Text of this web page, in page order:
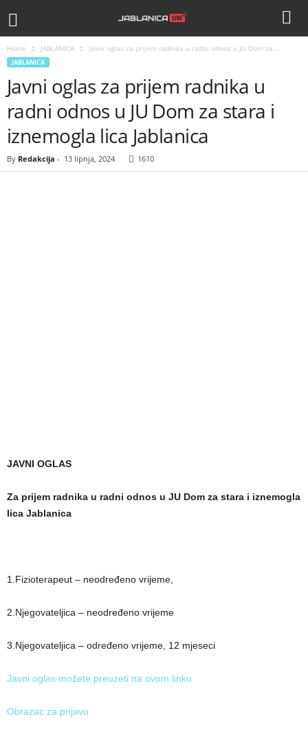
Home JABLANICA Javni oglas za prijem radnika u radni odnos u JU Dom za...
JABLANICA
Javni oglas za prijem radnika u
radni odnos u JU Dom za stara i
iznemogla lica Jablanica
By Redakcija - 13 lipnja, 2024 1610
JAVNI OGLAS
Za prijem radnika u radni odnos u JU Dom za stara i iznemogla
lica Jablanica
1.Fizioterapeut – neodređeno vrijeme,
2.Njegovateljica – neodređeno vrijeme
3.Njegovateljica – određeno vrijeme, 12 mjeseci
Javni oglas možete preuzeti na ovom linku
Obrazac za prijavu